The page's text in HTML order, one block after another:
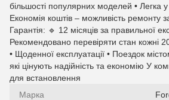
більшості популярних моделей • Легка у
Економія коштів – можливість ремонту
Гарантія: 🔹 12 місяців за правильної
Рекомендовано перевіряти стан кожні
• Щоденної експлуатації • Поездок
які цінують надійність та економію У
для встановлення
Марка